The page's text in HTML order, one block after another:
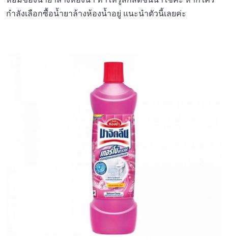
กำลังเลือกซื้อน้ำยาล้างห้องน้ำอยู่ แนะนำตัวนี้เลยค่ะ